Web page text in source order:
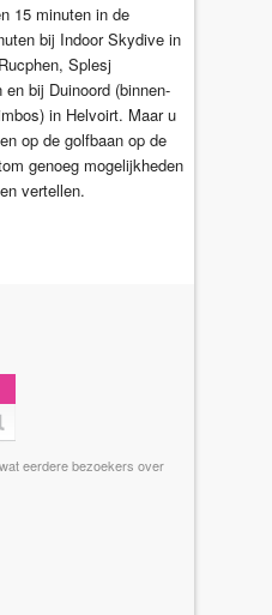
15 minuten in de
bij Indoor Skydive in
Splesj
bij Duinoord (binnen-
in Helvoirt. Maar u
op de golfbaan op de
genoeg mogelijkheden
vertellen.
eerdere bezoekers over